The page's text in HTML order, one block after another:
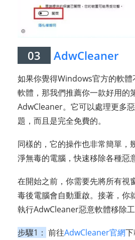
03 AdwCleaner
如果你覺得Windows官方的軟
軟體，那我們推薦你一款好用
AdwCleaner。它可以處理更多
題，而且是完全免費的。
同樣的，它的操作也非常簡單，
淨無毒的電腦，快速移除各種惡
在開始之前，你需要先將所有視
毒後電腦會自動重啟。接著，你
執行AdwCleaner惡意軟體移除工
步驟1： 前往AdwCleaner官網